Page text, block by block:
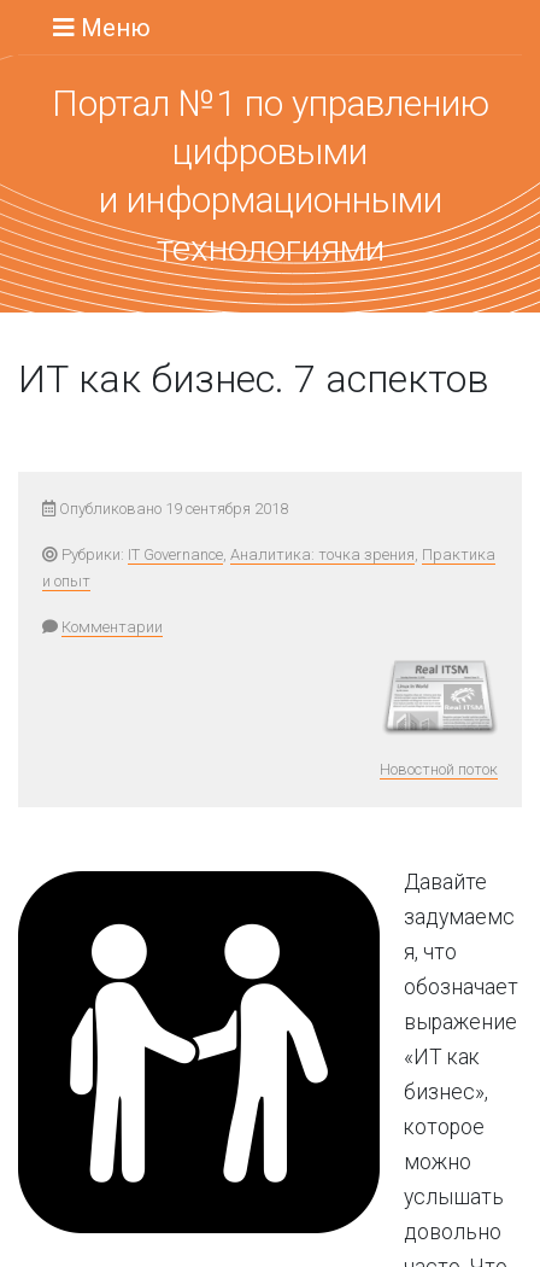
Меню
Портал №1 по управлению
цифровыми
и информационными
технологиями
ИТ как бизнес. 7 аспектов
Опубликовано 19 сентября 2018
Рубрики: IT Governance, Аналитика: точка зрения, Практика
и опыт
Комментарии
Новостной поток
Давайте
задумаемс
я, что
обозначает
выражение
«ИТ как
бизнес»,
которое
можно
услышать
довольно